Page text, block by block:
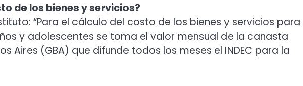
de los bienes y servicios?
“Para el cálculo del costo de los bienes y servicios para
y adolescentes se toma el valor mensual de la canasta
Aires (GBA) que difunde todos los meses el INDEC para la